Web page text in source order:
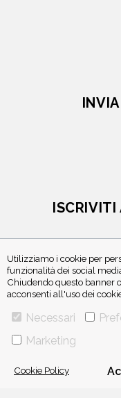
Utilizziamo i cookie per
funzionalità dei social
Chiudendo questo banner
acconsenti all'uso dei
Necessari
Marketing
Cookie PolicyTELEFONO